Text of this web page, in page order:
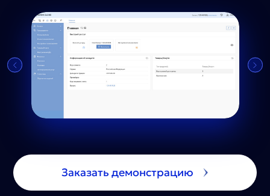
Заказать демонстрацию